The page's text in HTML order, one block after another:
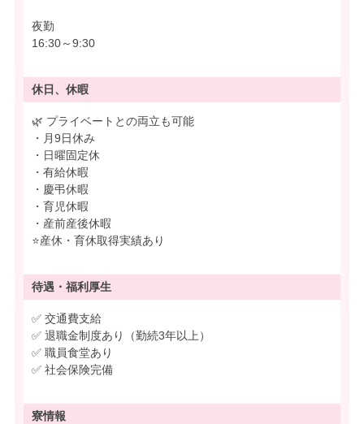
夜勤
16:30～9:30
休日、休暇
🌿 プライベートとの両立も可能
・月9日休み
・日曜固定休
・有給休暇
・慶弔休暇
・育児休暇
・産前産後休暇
⭐産休・育休取得実績あり
待遇・ 福利厚生
✅ 交通費支給
✅ 退職金制度あり（勤続3年以上）
✅ 職員食堂あり
✅ 社会保険完備
寮情報